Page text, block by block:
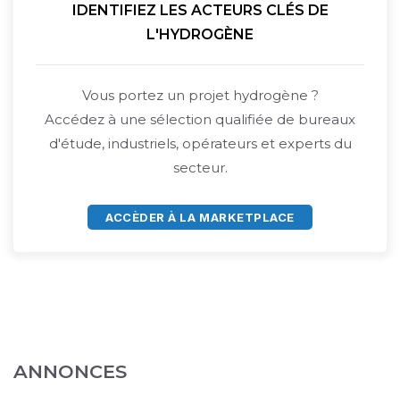
IDENTIFIEZ LES ACTEURS CLÉS DE
L'HYDROGÈNE
Vous portez un projet hydrogène ?
Accédez à une sélection qualifiée de bureaux
d'étude, industriels, opérateurs et experts du
secteur.
ACCÈDER À LA MARKETPLACE
ANNONCES